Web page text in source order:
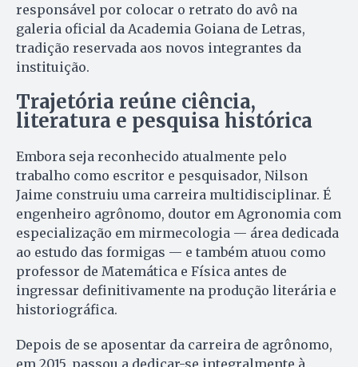
responsável por colocar o retrato do avô na
galeria oficial da Academia Goiana de Letras,
tradição reservada aos novos integrantes da
instituição.
Trajetória reúne ciência,
literatura e pesquisa histórica
Embora seja reconhecido atualmente pelo
trabalho como escritor e pesquisador, Nilson
Jaime construiu uma carreira multidisciplinar. É
engenheiro agrônomo, doutor em Agronomia com
especialização em mirmecologia — área dedicada
ao estudo das formigas — e também atuou como
professor de Matemática e Física antes de
ingressar definitivamente na produção literária e
historiográfica.
Depois de se aposentar da carreira de agrônomo,